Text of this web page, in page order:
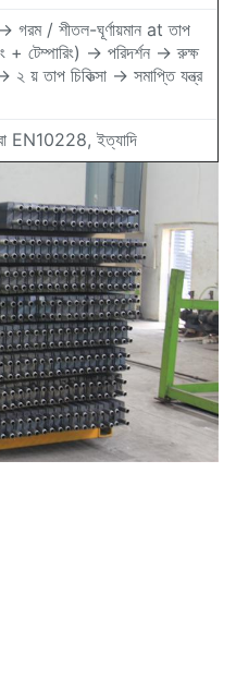
/ শীতল-ঘূর্ণায়মান at তাপ
+ টেম্পারিং) → পরিদর্শন → রুক্ষ
য় তাপ চিকিত্সা → সমাপ্তি যন্ত্র
EN10228, ইত্যাদি